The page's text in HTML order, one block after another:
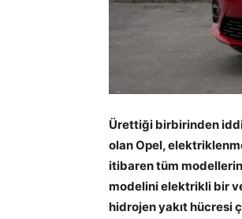
Ürettiği birbirinden
olan Opel,
itibaren tüm
modelini elektrikli bir
hidrojen yakıt hücresi